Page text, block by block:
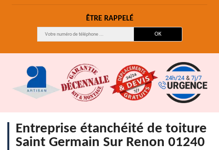
ÊTRE RAPPELÉ
Entreprise étanchéité de toiture
Saint Germain Sur Renon 01240